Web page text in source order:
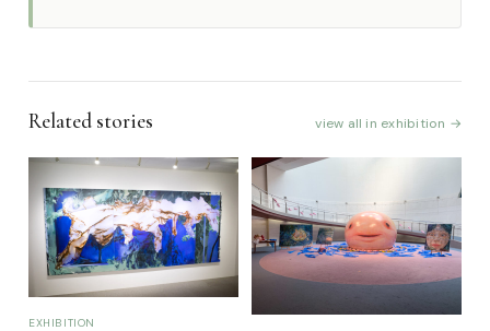
Related stories view all in exhibition →
EXHIBITION